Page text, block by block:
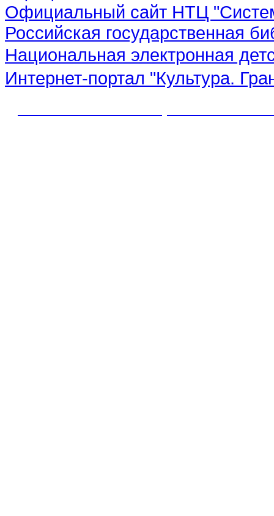
Официальный сайт НТЦ
Российская государственная
Национальная электронная
Интернет-портал "Культура.